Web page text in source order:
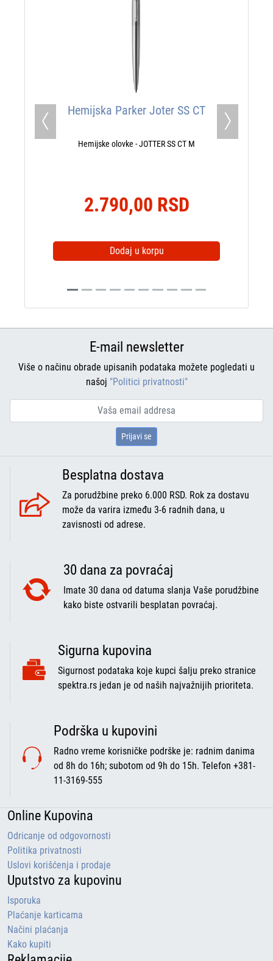
Hemijska Parker Joter SS CT
Hemijske olovke - JOTTER SS CT M
2.790,00 RSD
Dodaj u korpu
Previous Next
E-mail newsletter
Više o načinu obrade upisanih podataka možete pogledati u
našoj "Politici privatnosti"
Prijavi se
Besplatna dostava
Za porudžbine preko 6.000 RSD. Rok za dostavu
može da varira između 3-6 radnih dana, u
zavisnosti od adrese.
30 dana za povraćaj
Imate 30 dana od datuma slanja Vaše porudžbine
kako biste ostvarili besplatan povraćaj.
Sigurna kupovina
Sigurnost podataka koje kupci šalju preko stranice
spektra.rs jedan je od naših najvažnijih prioriteta.
Podrška u kupovini
Radno vreme korisničke podrške je: radnim danima
od 8h do 16h; subotom od 9h do 15h. Telefon +381-
11-3169-555
Online Kupovina
Odricanje od odgovornosti
Politika privatnosti
Uslovi korišćenja i prodaje
Uputstvo za kupovinu
Isporuka
Plaćanje karticama
Načini plaćanja
Kako kupiti